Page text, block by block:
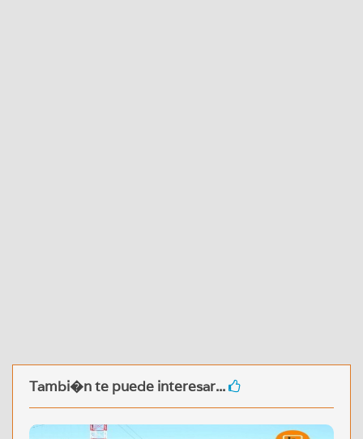
Tambi�n te puede interesar...